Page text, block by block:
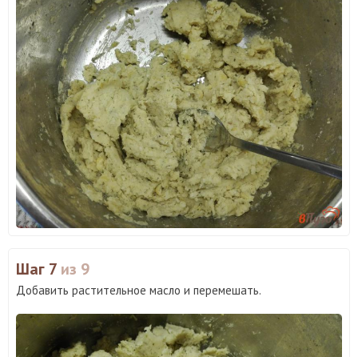
Шаг 7 из 9
Добавить растительное масло и перемешать.